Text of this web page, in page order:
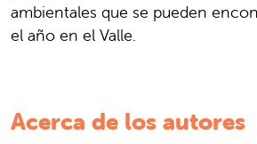
ambientales que se pueden
el año en el Valle.
Acerca de los autores